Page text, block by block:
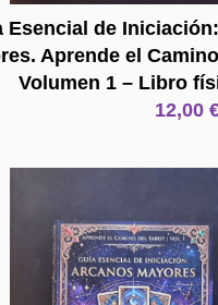
Esencial de
Aprende el
Volumen 1 – Libro
12,00